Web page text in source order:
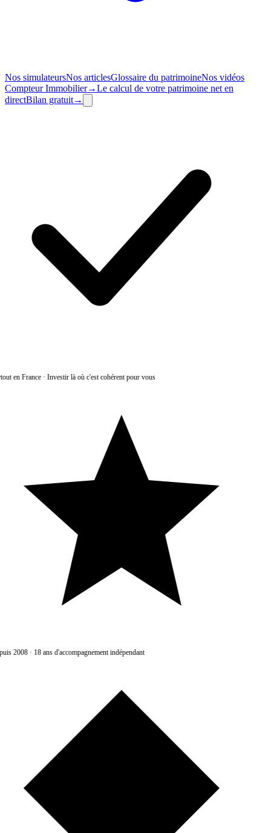
Nos simulateursNos articlesGlossaire du patrimoineNos vidéos
CompteurImmobilier→Le calcul de votre patrimoine net en
directBilan gratuit→
en France·Investir là où c'est cohérent pour vous
2008·18 ans d'accompagnement indépendant